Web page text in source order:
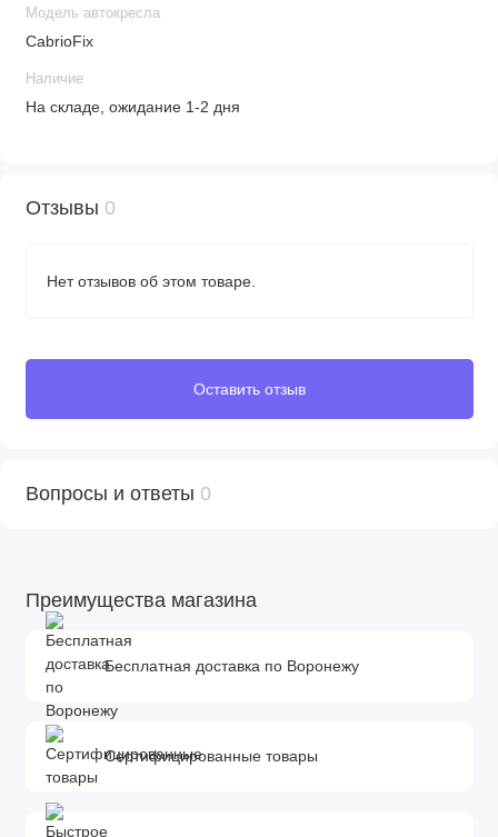
Модель автокресла
CabrioFix
Наличие
На складе, ожидание 1-2 дня
Отзывы 0
Нет отзывов об этом товаре.
Оставить отзыв
Вопросы и ответы 0
Преимущества магазина
Бесплатная доставка по Воронежу
Сертифицированные товары